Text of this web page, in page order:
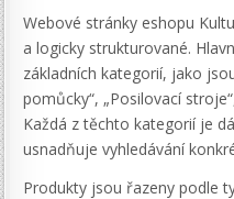
Webové stránky eshopu
a logicky strukturované.
základních kategorií, jako
pomůcky“, „Posilovací
Každá z těchto kategorií je
usnadňuje vyhledávání
Produkty jsou řazeny podle